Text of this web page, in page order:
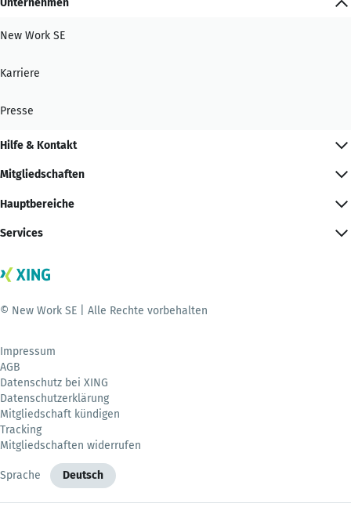
Unternehmen
New Work SE
Karriere
Presse
Hilfe & Kontakt
Mitgliedschaften
Hauptbereiche
Services
© New Work SE | Alle Rechte vorbehalten
Impressum
AGB
Datenschutz bei XING
Datenschutzerklärung
Mitgliedschaft kündigen
Tracking
Mitgliedschaften widerrufen
Sprache Deutsch